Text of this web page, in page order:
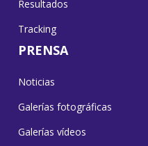
Resultados
Tracking
PRENSA
Noticias
Galerías fotográficas
Galerías vídeos